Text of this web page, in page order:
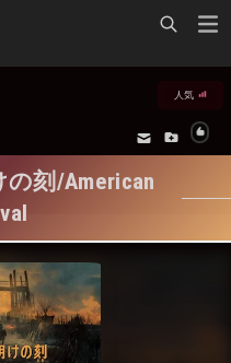
品
オールジャンル
ドラマ・シリーズ
TV番組・ドラマ
国内映画
の作品
ラインナップ
品ラインナップ
品カスタム検索
人気
刻/American